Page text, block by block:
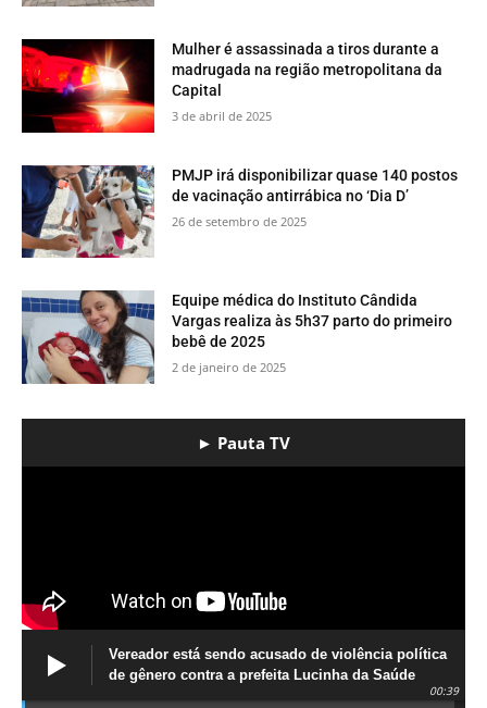
Mulher é assassinada a tiros durante a
madrugada na região metropolitana da
Capital
3 de abril de 2025
PMJP irá disponibilizar quase 140 postos
de vacinação antirrábica no ‘Dia D’
26 de setembro de 2025
Equipe médica do Instituto Cândida
Vargas realiza às 5h37 parto do primeiro
bebê de 2025
2 de janeiro de 2025
► Pauta TV
Vereador está sendo acusado de violência política
de gênero contra a prefeita Lucinha da Saúde
00:39